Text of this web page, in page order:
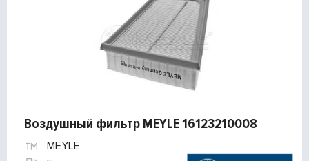
Воздушный фильтр MEYLE 16123210008
MEYLE